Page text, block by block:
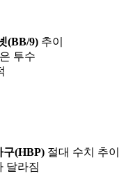
(BB/9) 추이
투수
구(HBP) 절대 수치 추이
달라짐